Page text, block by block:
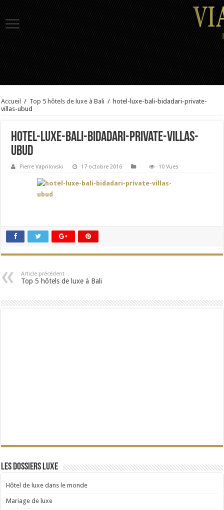
Accueil / Top 5 hôtels de luxe à Bali / hotel-luxe-bali-bidadari-private-
villas-ubud
hotel-luxe-bali-bidadari-private-villas-
ubud
Pierre Vaprilovski 17 octobre 2016 10 Vues
Article précédent
Top 5 hôtels de luxe à Bali
Les dossiers Luxe
Hôtel de luxe dans le monde
Mariage de luxe